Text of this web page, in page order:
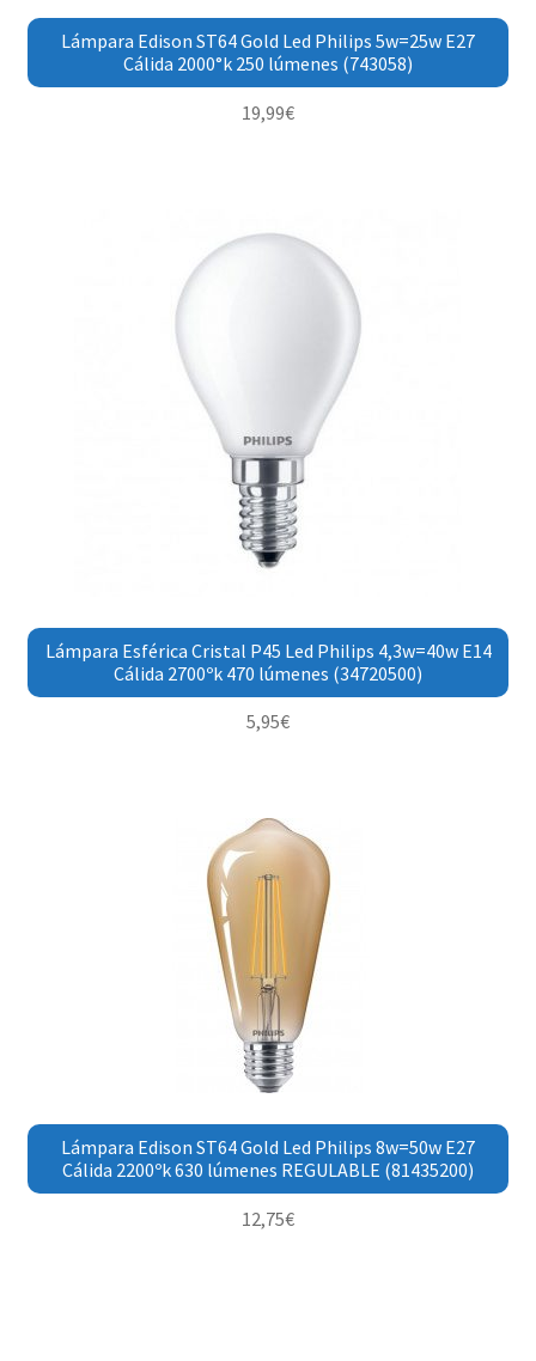
Lámpara Edison ST64 Gold Led Philips 5w=25w E27
Cálida 2000°k 250 lúmenes (743058)
19,99€
Lámpara Esférica Cristal P45 Led Philips 4,3w=40w E14
Cálida 2700ºk 470 lúmenes (34720500)
5,95€
Lámpara Edison ST64 Gold Led Philips 8w=50w E27
Cálida 2200ºk 630 lúmenes REGULABLE (81435200)
12,75€